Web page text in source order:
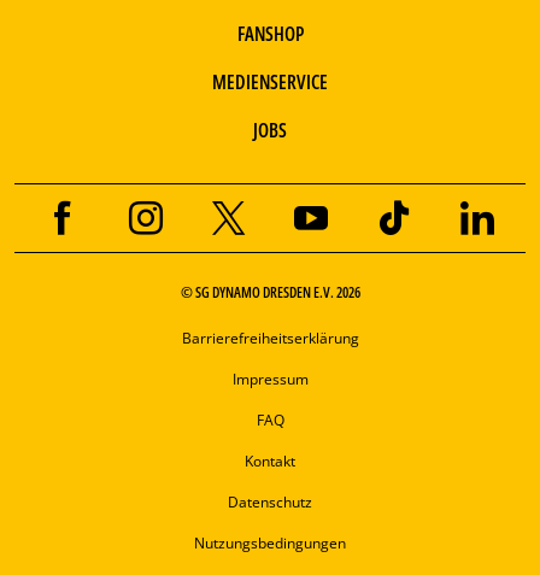
FANSHOP
MEDIENSERVICE
JOBS
© SG DYNAMO DRESDEN E.V. 2026
Barrierefreiheitserklärung
Impressum
FAQ
Kontakt
Datenschutz
Nutzungsbedingungen